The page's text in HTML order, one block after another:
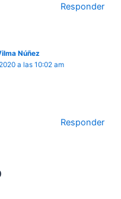
Responder
Núñez
a las 10:02 am
Responder